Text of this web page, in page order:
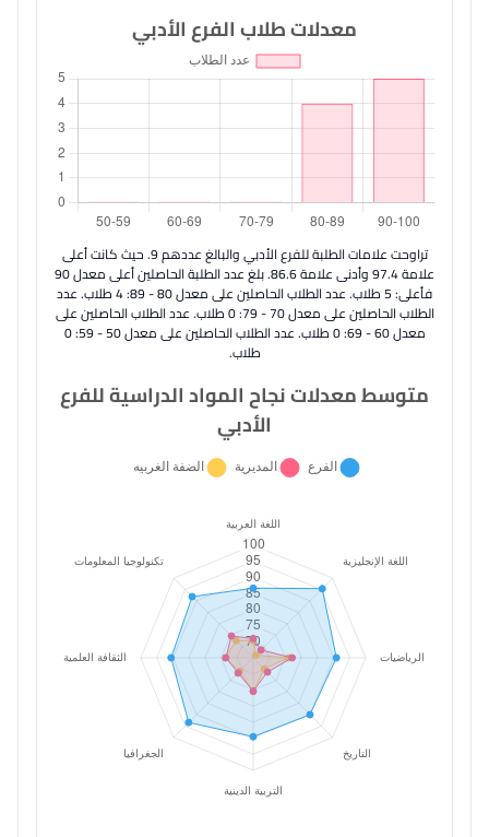
معدلات طلاب الفرع الأدبي
تراوحت علامات الطلبة للفرع الأدبي والبالغ عددهم 9. حيث كانت أعلى
علامة 97.4 وأدنى علامة 86.6. بلغ عدد الطلبة الحاصلين أعلى معدل 90
فأعلى: 5 طلاب. عدد الطلاب الحاصلين على معدل 80 - 89: 4 طلاب. عدد
الطلاب الحاصلين على معدل 70 - 79: 0 طلاب. عدد الطلاب الحاصلين على
معدل 60 - 69: 0 طلاب. عدد الطلاب الحاصلين على معدل 50 - 59: 0
طلاب.
متوسط معدلات نجاح المواد الدراسية للفرع
الأدبي